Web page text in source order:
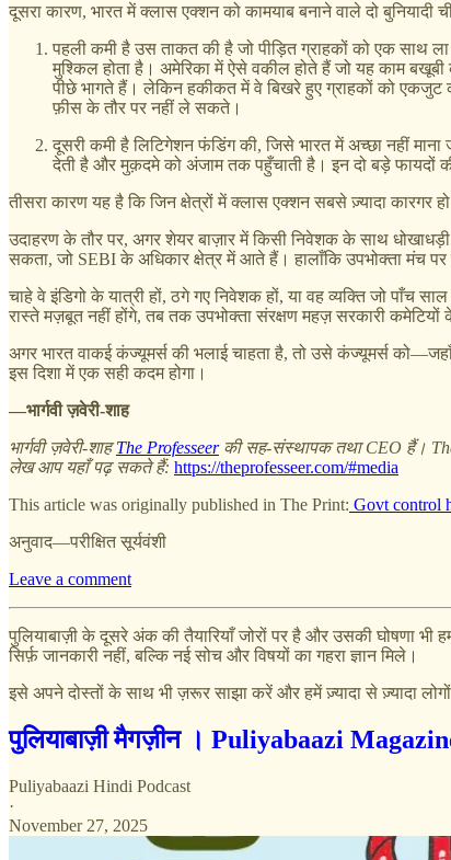
दूसरा कारण, भारत में क्लास एक्शन को कामयाब बनाने वाले दो बुनियादी
पहली कमी है उस ताकत की है जो पीड़ित ग्राहकों को एक साथ
मुश्किल होता है। अमेरिका में ऐसे वकील होते हैं जो यह काम
पीछे भागते हैं। लेकिन हकीकत में वे बिखरे हुए ग्राहकों को एकजुट
फ़ीस के तौर पर नहीं ले सकते।
दूसरी कमी है लिटिगेशन फंडिंग की, जिसे भारत में अच्छा नहीं
देती है और मुक़दमे को अंजाम तक पहुँचाती है। इन दो बड़े फायदों
तीसरा कारण यह है कि जिन क्षेत्रों में क्लास एक्शन सबसे ज़्यादा कारगर
उदाहरण के तौर पर, अगर शेयर बाज़ार में किसी निवेशक के साथ
सकता, जो SEBI के अधिकार क्षेत्र में आते हैं। हालाँकि उपभोक्ता मंच पर
चाहे वे इंडिगो के यात्री हों, ठगे गए निवेशक हों, या वह व्यक्ति जो
रास्ते मज़बूत नहीं होंगे, तब तक उपभोक्ता संरक्षण महज़ सरकारी
अगर भारत वाकई कंज्यूमर्स की भलाई चाहता है, तो उसे कंज्यूमर्स
इस दिशा में एक सही कदम होगा।
—भार्गवी ज़वेरी-शाह
भार्गवी ज़वेरी-शाहThe Professeerकी सह-संस्थापक तथा CEO हैं। The
लेख आप यहाँ पढ़ सकते हैं: https://theprofesseer.com/#media
This article was originally published in The Print: Govt control
अनुवाद—परीक्षित सूर्यवंशी
Leave a comment
पुलियाबाज़ी के दूसरे अंक की तैयारियाँ जोरों पर है और उसकी घोषणा
सिर्फ़ जानकारी नहीं, बल्कि नई सोच और विषयों का गहरा ज्ञान मिले।
इसे अपने दोस्तों के साथ भी ज़रूर साझा करें और हमें ज़्यादा से ज़्यादा
पुलियाबाज़ी मैगज़ीन । Puliyabaazi
Puliyabaazi Hindi Podcast
·
November 27, 2025